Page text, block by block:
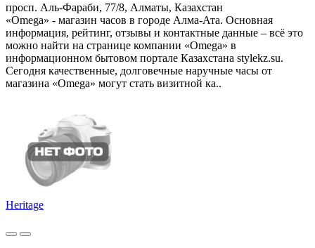
просп. Аль-Фараби, 77/8, Алматы, Казахстан
«Omega» - магазин часов в городе Алма-Ата. Основная
информация, рейтинг, отзывы и контактные данные – всё это
можно найти на странице компании «Omega» в
информационном бытовом портале Казахстана stylekz.su.
Сегодня качественные, долговечные наручные часы от
магазина «Omega» могут стать визитной ка..
Heritage